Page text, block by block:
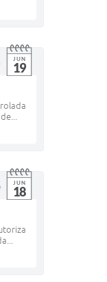
JUN
19
JUN
18